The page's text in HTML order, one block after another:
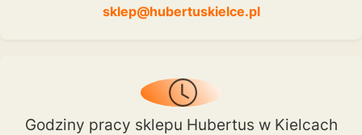
sklep@hubertuskielce.pl
Godziny pracy sklepu Hubertus w Kielcach